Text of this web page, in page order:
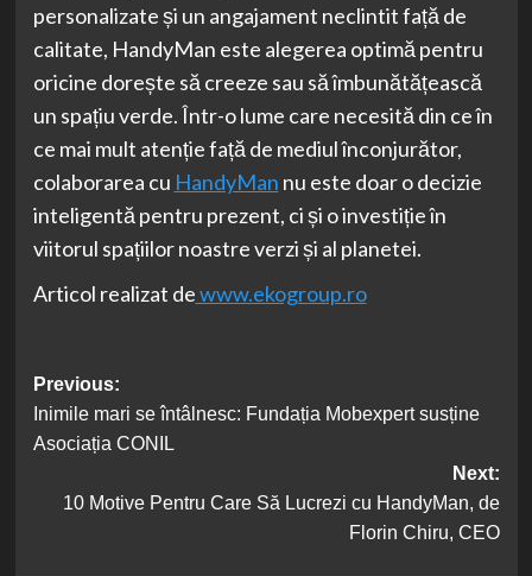
personalizate și un angajament neclintit față de
calitate, HandyMan este alegerea optimă pentru
oricine dorește să creeze sau să îmbunătățească
un spațiu verde. Într-o lume care necesită din ce în
ce mai mult atenție față de mediul înconjurător,
colaborarea cu HandyMan nu este doar o decizie
inteligentă pentru prezent, ci și o investiție în
viitorul spațiilor noastre verzi și al planetei.
Articol realizat dewww.ekogroup.ro
Post
navigation
Previous:
Inimile mari se întâlnesc: Fundația Mobexpert susține
Asociația CONIL
Next:
10 Motive Pentru Care Să Lucrezi cu HandyMan, de
Florin Chiru, CEO